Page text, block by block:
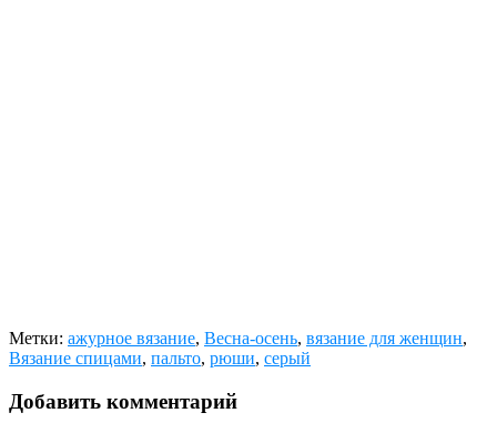
Метки: ажурное вязание, Весна-осень, вязание для женщин,
Вязание спицами, пальто, рюши, серый
Добавить комментарий